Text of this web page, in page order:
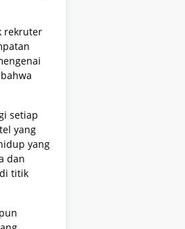
rekruter
setiap
yang
yang
dan
titik